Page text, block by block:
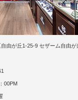
由が丘1-25-9 セザーム自由が
00PM